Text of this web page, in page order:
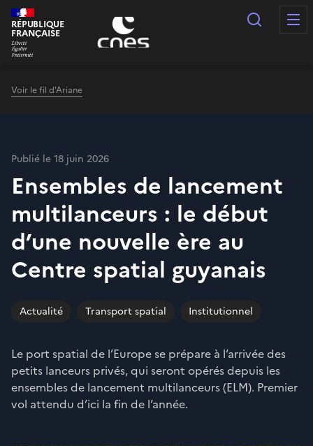
Panneau de gestion des cookies
RÉPUBLIQUE
FRANÇAISE
Voir le fil d'Ariane
Publié le 18 juin 2026
Ensembles de lancement
multilanceurs : le début
d’une nouvelle ère au
Centre spatial guyanais
Actualité Transport spatial Institutionnel
Le port spatial de l’Europe se prépare à l’arrivée des
petits lanceurs privés, qui seront opérés depuis les
ensembles de lancement multilanceurs (ELM). Premier
vol attendu d’ici la fin de l’année.